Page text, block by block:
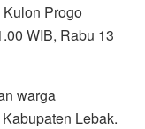
Progo
WIB, Rabu 13
warga
Lebak.